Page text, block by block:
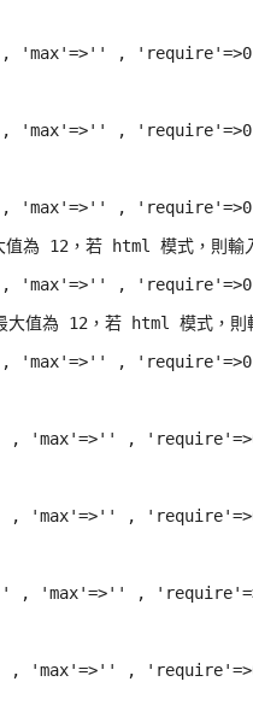
, 'max'=>'' ,
, 'max'=>'' ,
, 'max'=>'' ,
12，若 html 模式，則輸
, 'max'=>'' ,
為 12，若 html 模式，則
, 'max'=>'' ,
, 'max'=>'' ,
, 'max'=>'' ,
, 'max'=>'' ,
, 'max'=>'' ,